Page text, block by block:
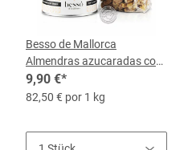
Besso de Mallorca
Almendras azucaradas con
Naranja, 120-g-Dose
9,90 €*
82,50 € por 1 kg